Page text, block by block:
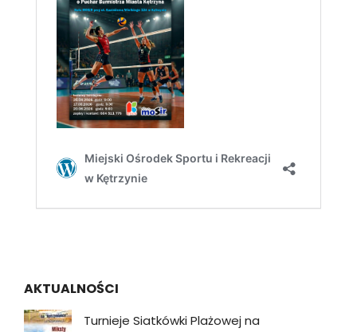
AKTUALNOŚCI
Turnieje Siatkówki Plażowej na